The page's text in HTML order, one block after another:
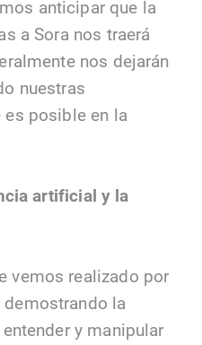
anticipar que la
a Sora nos traerá
nos dejarán
nuestras
posible en la
artificial y la
vemos realizado por
la
y manipular